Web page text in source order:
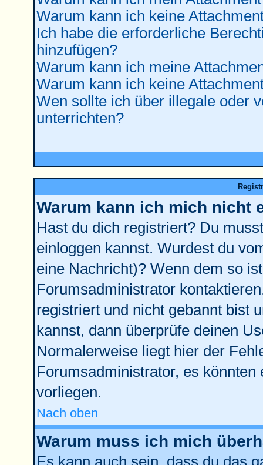
Warum kann ich keine
Ich habe die erforderliche
hinzufügen?
Warum kann ich meine
Warum kann ich keine
Wen sollte ich über illegale oder
unterrichten?
Warum kann ich mich nicht
Hast du dich registriert? Du
einloggen kannst. Wurdest du
eine Nachricht)? Wenn dem so
Forumsadministrator
registriert und nicht gebannt bist
kannst, dann überprüfe deinen
Normalerweise liegt hier der
Forumsadministrator, es
vorliegen.
Nach oben
Warum muss ich mich
Es kann auch sein, dass du das